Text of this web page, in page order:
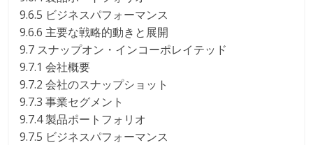
9.6.5 ビジネスパフォーマンス
9.6.6 主要な戦略的動きと展開
9.7 スナップオン・インコーポレイテッド
9.7.1 会社概要
9.7.2 会社のスナップショット
9.7.3 事業セグメント
9.7.4 製品ポートフォリオ
9.7.5 ビジネスパフォーマンス